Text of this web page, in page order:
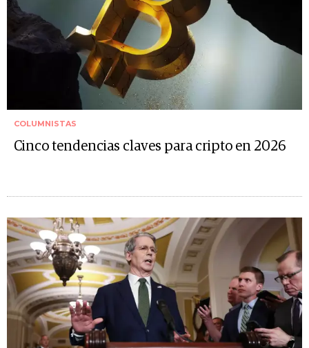
COLUMNISTAS
Cinco tendencias claves para cripto en 2026